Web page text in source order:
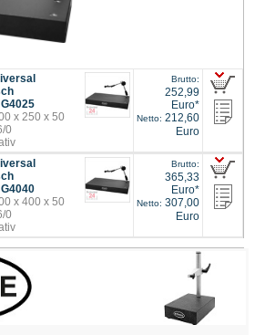
x 250 x 50
0
Brutto:
252,99
Euro*
Netto: 212,60
Euro
x 400 x 50
0
Brutto:
365,33
Euro*
Netto: 307,00
Euro